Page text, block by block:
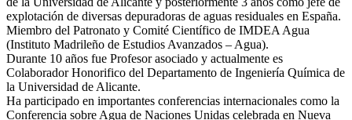
explotación de diversas depuradoras de aguas residuales en España.
Miembro del Patronato y Comité Científico de IMDEA Agua
(Instituto Madrileño de Estudios Avanzados – Agua).
Durante 10 años fue Profesor asociado y actualmente es
Colaborador Honorifico del Departamento de Ingeniería Química de
la Universidad de Alicante.
Ha participado en importantes conferencias internacionales como la
Conferencia sobre Agua de Naciones Unidas celebrada en Nueva